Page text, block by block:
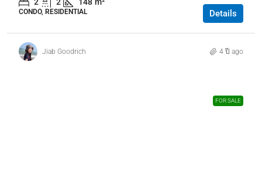
CONDO, RESIDENTIAL Details
Jiab Goodrich 4 ปี ago
FOR SALE